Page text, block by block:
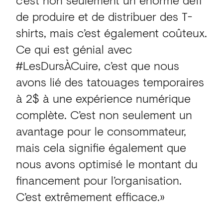
de produire et de distribuer des T-
shirts, mais c’est également coûteux.
Ce qui est génial avec
#LesDursÀCuire, c’est que nous
avons lié des tatouages temporaires
à 2$ à une expérience numérique
complète. C’est non seulement un
avantage pour le consommateur,
mais cela signifie également que
nous avons optimisé le montant du
financement pour l’organisation.
C’est extrêmement efficace.»